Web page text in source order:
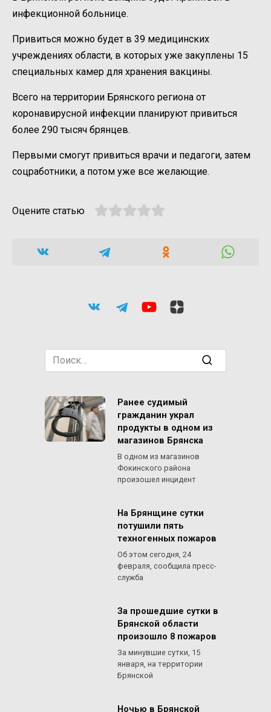
инфекционной больнице.
Привиться можно будет в 39 медицинских
учреждениях области, в которых уже закуплены 15
специальных камер для хранения вакцины.
Всего на территории Брянского региона от
коронавирусной инфекции планируют привиться
более 290 тысяч брянцев.
Первыми смогут привиться врачи и педагоги, затем
соцработники, а потом уже все желающие.
Оцените статью
Search
for:
Ранее судимый
гражданин украл
продукты в одном из
магазинов Брянска
В одном из магазинов
Фокинского района
произошел инцидент
На Брянщине сутки
потушили пять
техногенных пожаров
Об этом сегодня, 24
февраля, сообщила пресс-
служба
За прошедшие сутки в
Брянской области
произошло 8 пожаров
За минувшие сутки, 15
января, на территории
Брянской
Ночью в Брянской